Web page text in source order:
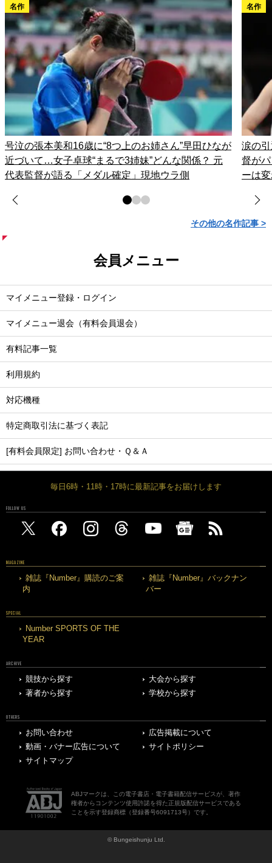
名作
号泣の張本美和16歳に“8つ上のお姉さん”早田ひなが
近づいて…女子卓球“まるで3姉妹”どんな関係？ 元
代表監督が語る「メダル確定」現地ウラ側
名作
涙の
督が
ーは
その他の名作記事 >
会員メニュー
マイメニュー登録・ログイン
マイメニュー退会（有料会員退会）
有料記事一覧
利用規約
対応機種
特定商取引法に基づく表記
[有料会員限定] お問い合わせ・Ｑ＆Ａ
毎日6時・11時・17時に最新記事をお届けします
FOLLOW US
MAGAZINE
雑誌『Number』購読のご案
内
雑誌『Number』バックナン
バー
SPECIAL
Number SPORTS OF THE
YEAR
ARCHIVE
競技から探す
大会から探す
著者から探す
学校から探す
OTHERS
お問い合わせ
広告掲載について
動画・バナー広告について
サイトポリシー
サイトマップ
ABJマークは、この電子書店・電子書籍配信サービスが、著作
権者からコンテンツ使用許諾を得た正規版配信サービスである
ことを示す登録商標（登録番号6091713号）です。
© Bungeishunju Ltd.